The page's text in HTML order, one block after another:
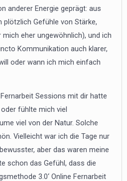
anderer Energie geprägt: aus
plötzlich Gefühle von Stärke,
eher ungewöhnlich), und ich
Kommunikation auch klarer,
oder wann ich mich einfach
Sessions mit dir hatte
fühlte mich viel
viel von der Natur. Solche
Vielleicht war ich die Tage nur
aber das waren meine
schon das Gefühl, dass die
3.0‘ Online Fernarbeit